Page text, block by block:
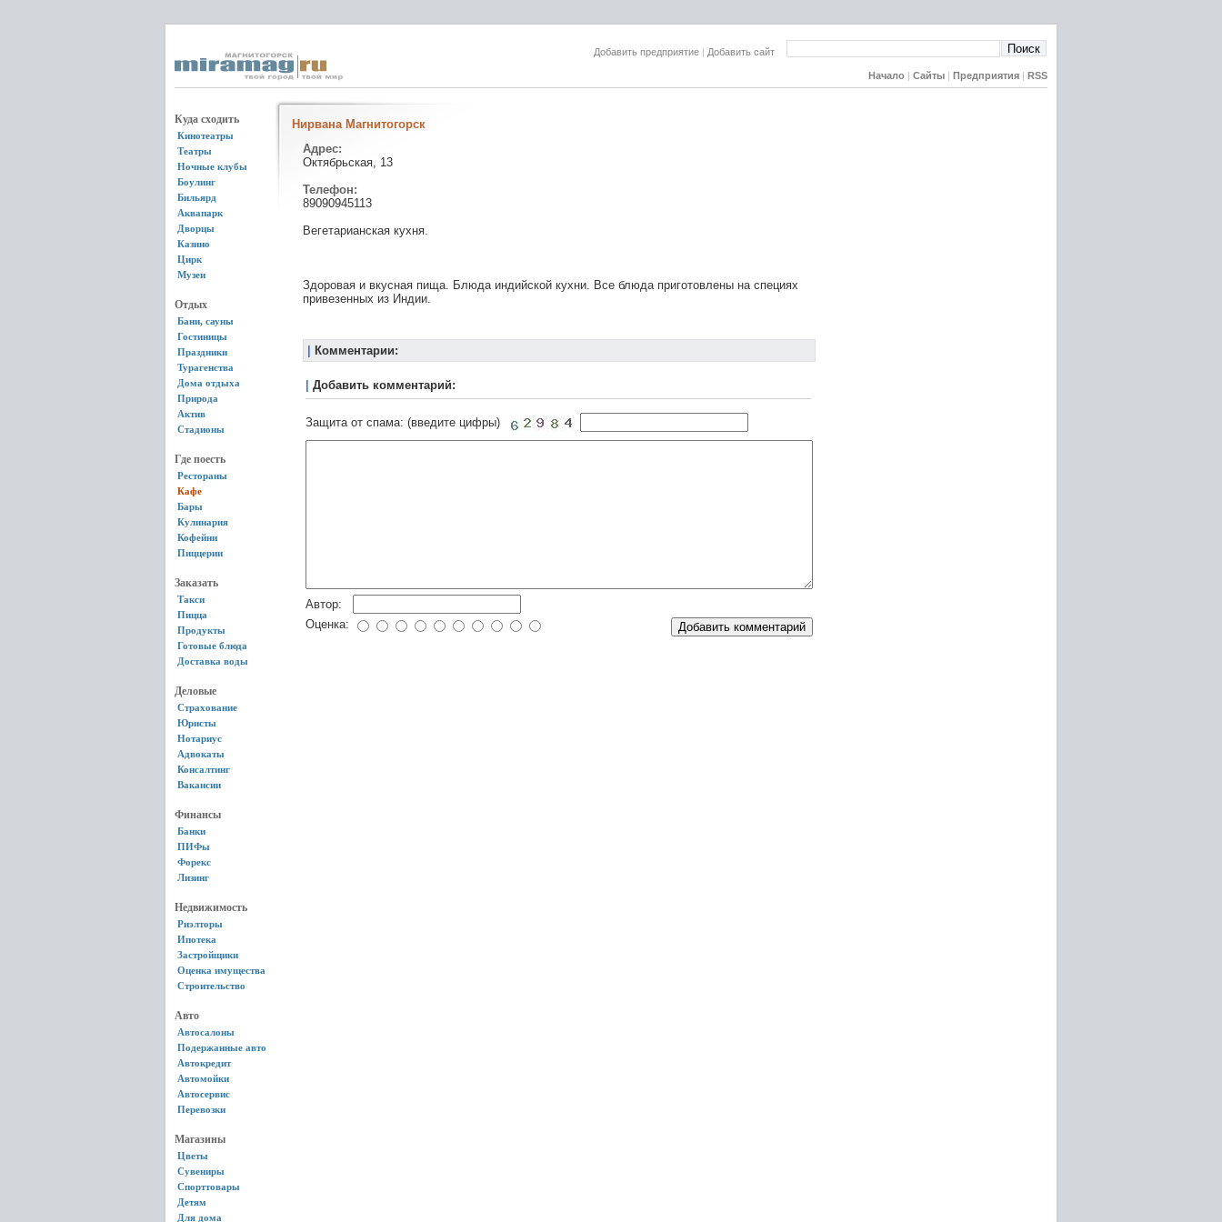
Добавить предприятие | Добавить сайт
Начало Сайты Предприятия RSS
Куда сходить
Кинотеатры
Театры
Ночные клубы
Боулинг
Бильярд
Аквапарк
Дворцы
Казино
Цирк
Музеи
Отдых
Бани, сауны
Гостиницы
Праздники
Турагенства
Дома отдыха
Природа
Актив
Стадионы
Где поесть
Рестораны
Кафе
Бары
Кулинария
Кофейни
Пиццерии
Заказать
Такси
Пицца
Продукты
Готовые блюда
Доставка воды
Деловые
Страхование
Юристы
Нотариус
Адвокаты
Консалтинг
Вакансии
Финансы
Банки
ПИФы
Форекс
Лизинг
Недвижимость
Риэлторы
Ипотека
Застройщики
Оценка имущества
Строительство
Авто
Автосалоны
Подержанные авто
Автокредит
Автомойки
Автосервис
Перевозки
Магазины
Цветы
Сувениры
Спорттовары
Детям
Для дома
Нирвана Магнитогорск
Адрес:
Октябрьская, 13
Телефон:
89090945113
Вегетарианская кухня.
Здоровая и вкусная пища. Блюда индийской кухни. Все блюда приготовлены на специях
привезенных из Индии.
Комментарии:
Добавить комментарий:
Защита от спама: (введите цифры)
Автор:
Оценка: